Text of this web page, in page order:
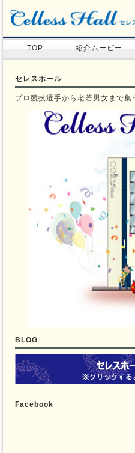
TOP 紹介ムービー
セレスホール
プロ競技選手から老若男女まで集
BLOG
Facebook